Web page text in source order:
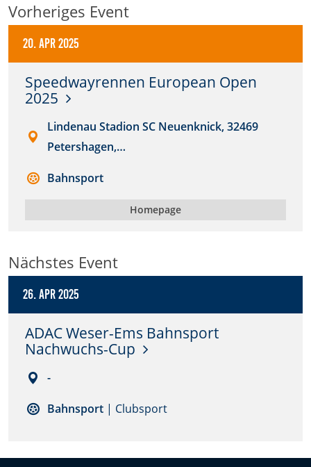
Vorheriges Event
20. Apr 2025
Speedwayrennen European Open
2025
Lindenau Stadion SC Neuenknick, 32469
Petershagen,…
Bahnsport
Homepage
Nächstes Event
26. Apr 2025
ADAC Weser-Ems Bahnsport
Nachwuchs-Cup
-
Bahnsport | Clubsport
Notwendige Cookies ermöglichen die Kernfunktionalität
einer Website. Sie helfen dabei, die Website nutzbar zu
machen, indem sie grundlegende Funktionen
ermöglichen. Ohne diese Cookies kann die Website nicht
richtig funktionieren.
Background Image
Name:
gw-cookie-bgimage
Anbieter:
verwendeten Hintergrundbildern der Website.
Cookie Laufzeit:
24 Stunden
Cookie Consent
Name: